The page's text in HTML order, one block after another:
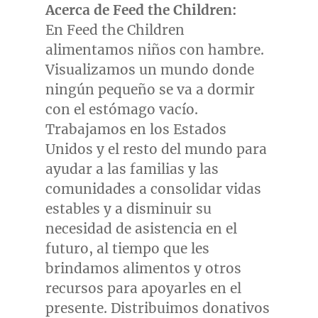
Acerca de Feed the Children:
En Feed the Children
alimentamos niños con hambre.
Visualizamos un mundo donde
ningún pequeño se va a dormir
con el estómago vacío.
Trabajamos en los Estados
Unidos y el resto del mundo para
ayudar a las familias y las
comunidades a consolidar vidas
estables y a disminuir su
necesidad de asistencia en el
futuro, al tiempo que les
brindamos alimentos y otros
recursos para apoyarles en el
presente. Distribuimos donativos